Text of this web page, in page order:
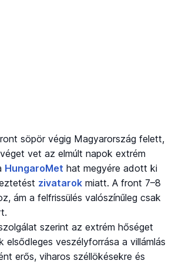
söpör végig Magyarország felett,
vet az elmúlt napok extrém
HungaroMet hat megyére adott ki
zivatarok miatt. A front 7–8
ám a felfrissülés valószínűleg csak
szerint az extrém hőséget
elsődleges veszélyforrása a villámlás
erős, viharos széllökésekre és